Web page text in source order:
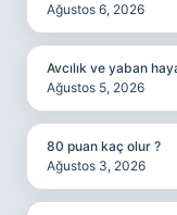
Ağustos 6, 2026
Avcılık ve yaban
Ağustos 5, 2026
80 puan kaç olur ?
Ağustos 3, 2026